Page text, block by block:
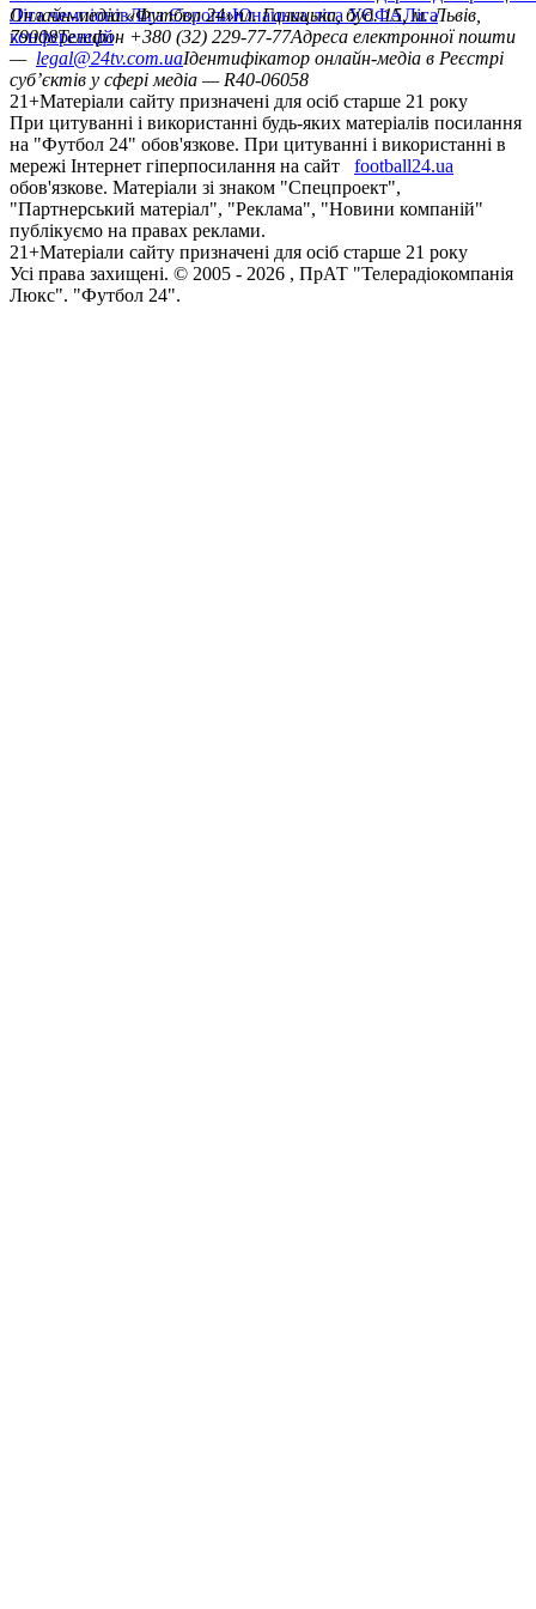
Ліга чемпіонівЛіга ЄвропиЮнацька ліга УЄФАЛіга
конференцій
Онлайн-медіа «Футбол 24»пл. Галицька, буд. 15, м. Львів,
79008Телефон +380 (32) 229-77-77Адреса електронної пошти
— legal@24tv.com.uaІдентифікатор онлайн-медіа в Реєстрі
суб’єктів у сфері медіа — R40-06058
21+Матеріали сайту призначені для осіб старше 21 року
При цитуванні і використанні будь-яких матеріалів посилання
на "Футбол 24" обов'язкове. При цитуванні і використанні в
мережі Інтернет гіперпосилання на сайт
football24.ua
обов'язкове. Матеріали зі знаком "Спецпроект",
"Партнерський матеріал", "Реклама", "Новини компаній"
публікуємо на правах реклами.
21+Матеріали сайту призначені для осіб старше 21 року
Усi права захищенi. © 2005 - 2026 , ПрАТ "Телерадіокомпанія
Люкс". "Футбол 24".